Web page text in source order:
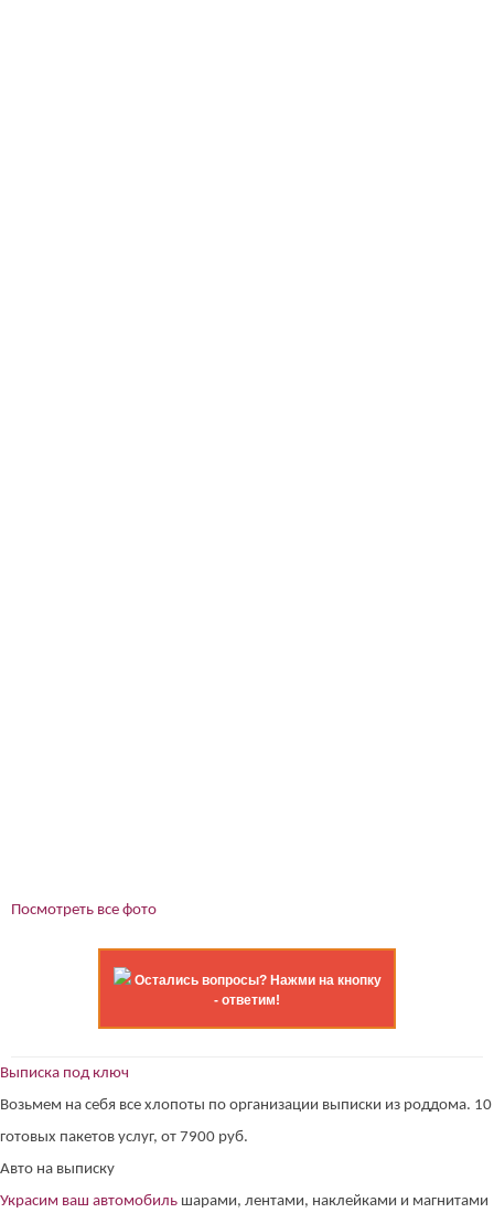
Посмотреть все фото
Остались вопросы? Нажми на кнопку
- ответим!
Выписка под ключ
Возьмем на себя все хлопоты по организации выписки из роддома. 10
готовых пакетов услуг, от 7900 руб.
Авто на выписку
Украсим ваш автомобиль шарами, лентами, наклейками и магнитами